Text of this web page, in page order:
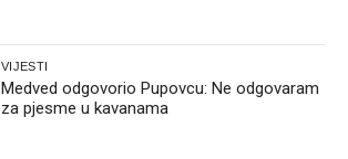
VIJESTI
Medved odgovorio Pupovcu: Ne odgovaram
za pjesme u kavanama